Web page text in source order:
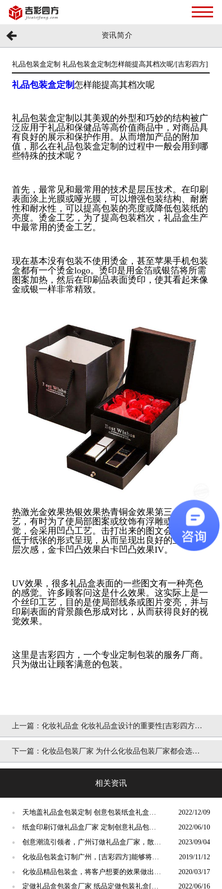
资讯简介
礼品包装盒定制 礼品包装盒定制怎样能提高其档次呢/[吉彩四方]
礼品包装盒定制 怎样能提高其档次呢
礼品包装盒定制以其美观的外型和巧妙的结构被广
泛应用于礼品和保健品等高价值商品中，对商品具
有良好的展示和保护作用。从而增加产品的附加
值，那么在礼品包装盒定制的过程中一般会用到哪
些特殊的技术呢？
首先，最常见和最常用的技术是层压技术。在印刷
表面涂上光膜或哑光膜，可以增强包装结构、耐磨
性和耐水性，可以提高包装的亮度或降低包装纸的
亮度。烫金工艺，为了提高包装档次，礼品盒生产
中最常用的烫金工艺。
现在基本没有包装不使用烫金，甚至苹果手机包装
盒都有一个烫金logo。烫印是用金箔或银箔将所需
图案加热，然后在印刷品表面烫印，使其看起来像
金或银一样非常精致。
热激光金效果热银效果热青铜金效果第三，凹凸工
艺，有时为了使局部图案或纹饰有浮雕或阴刻的感
觉，会采用凹凸工艺。击打出来的图文会以高于或
低于纸张的形式呈现，从而呈现出良好的立体感和
层次感，金卡凹凸效果白卡凹凸效果IV。
UV效果，很多礼品盒表面的一些图文有一种亮色
的感觉。许多顾客问这是什么效果。这实际上是一
个丝印工艺，目的是使局部线条或图片变亮，并与
印刷表面的背景颜色形成对比，从而获得良好的视
觉效果。
这里是吉彩四方，一个专业定制包装的服务厂商。
只为做出让顾客满意的包装。
上一篇： 化妆礼品盒 化妆礼品盒设计的重要性[吉彩四方]
包装定制厂家
下一篇： 化妆品包装厂家 为什么化妆品包装厂家都会选择
相关资讯
●
天地盖礼品盒包装定制 创意包装纸盒礼盒定
做[吉彩四方]
2022/12/09
●
纸盒印刷订做礼品盒厂家 定制创意礼品包装
盒[吉彩四方]
2022/06/10
●
创意潮流引领者，广州订做礼品盒厂家，散发
高端奢华与独特艺术品味！[吉彩四方]
2023/09/04
●
化妆品包装盒订制广州，[吉彩四方]能够将包
装盒变成优势的厂家
2019/11/12
●
化妆品精品包装盒，将客户想要的效果做出并
提高[吉彩四方]
2020/03/17
● 定做礼品盒包装盒厂家 纸品定做包装礼盒[吉 2022/06/16